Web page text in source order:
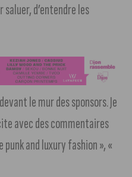
d’entendre les
le mur des sponsors. Je
avec des commentaires
and luxury fashion », «